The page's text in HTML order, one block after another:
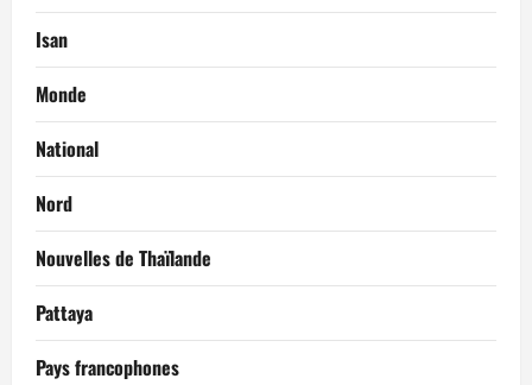
Isan
Monde
National
Nord
Nouvelles de Thaïlande
Pattaya
Pays francophones